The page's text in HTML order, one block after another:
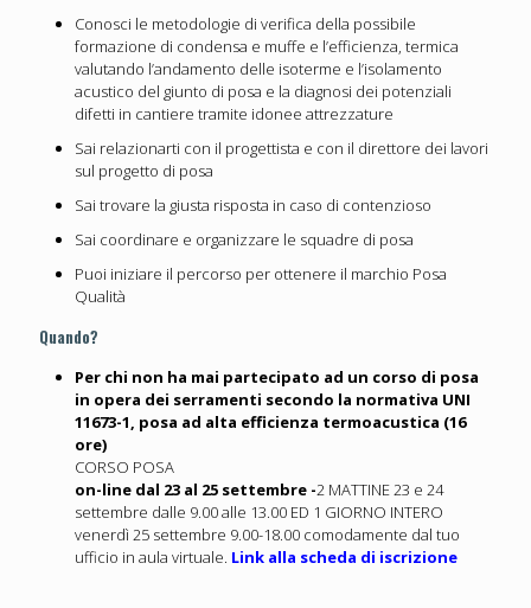
Conosci le metodologie di verifica della possibile
formazione di condensa e muffe e l’efficienza, termica
valutando l’andamento delle isoterme e l’isolamento
acustico del giunto di posa e la diagnosi dei potenziali
difetti in cantiere tramite idonee attrezzature
Sai relazionarti con il progettista e con il direttore dei lavori
sul progetto di posa
Sai trovare la giusta risposta in caso di contenzioso
Sai coordinare e organizzare le squadre di posa
Puoi iniziare il percorso per ottenere il marchio Posa
Qualità
Quando?
Per chi non ha mai partecipato ad un corso di posa
in opera dei serramenti secondo la normativa UNI
11673-1, posa ad alta efficienza termoacustica (16
ore)
CORSO POSA
on-line dal 23 al 25 settembre -2 MATTINE 23 e 24
settembre dalle 9.00 alle 13.00 ED 1 GIORNO INTERO
venerdì 25 settembre 9.00-18.00 comodamente dal tuo
ufficio in aula virtuale. Link alla scheda di iscrizione